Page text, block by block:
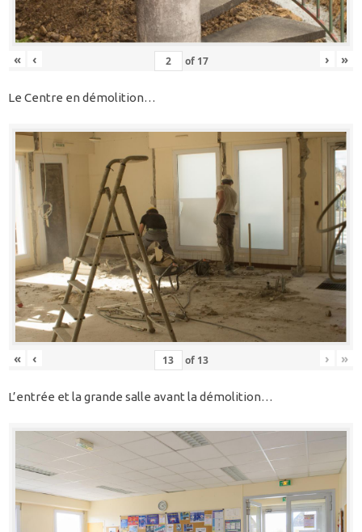
« ‹ of 17 › »
Le Centre en démolition…
« ‹ of 13 › »
L’entrée et la grande salle avant la démolition…